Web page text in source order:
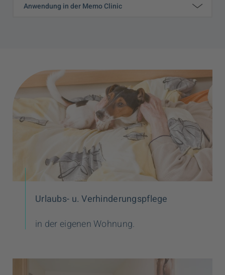
Anwendung in der Memo Clinic
Urlaubs- u. Verhinderungspflege
in der eigenen Wohnung.